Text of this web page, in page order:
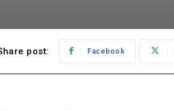
post: Facebook